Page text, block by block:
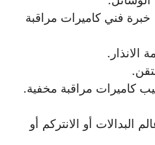
فني كاميرات مراقبة
الانذار.
كاميرات مراقبة مخفية.
البدالات أو الانتركم أو